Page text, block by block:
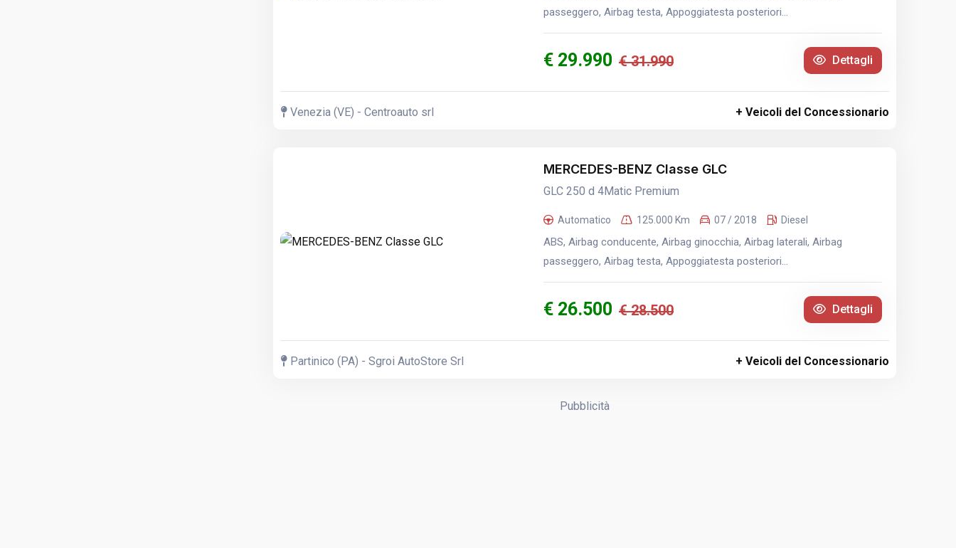
passeggero, Airbag testa, Appoggiatesta posteriori...
€ 29.990 € 31.990 Dettagli
Venezia (VE) - Centroauto srl + Veicoli del Concessionario
MERCEDES-BENZ Classe GLC
GLC 250 d 4Matic Premium
Automatico 125.000 Km 07 / 2018 Diesel
ABS, Airbag conducente, Airbag ginocchia, Airbag laterali, Airbag
passeggero, Airbag testa, Appoggiatesta posteriori...
€ 26.500 € 28.500 Dettagli
Partinico (PA) - Sgroi AutoStore Srl + Veicoli del Concessionario
Pubblicità